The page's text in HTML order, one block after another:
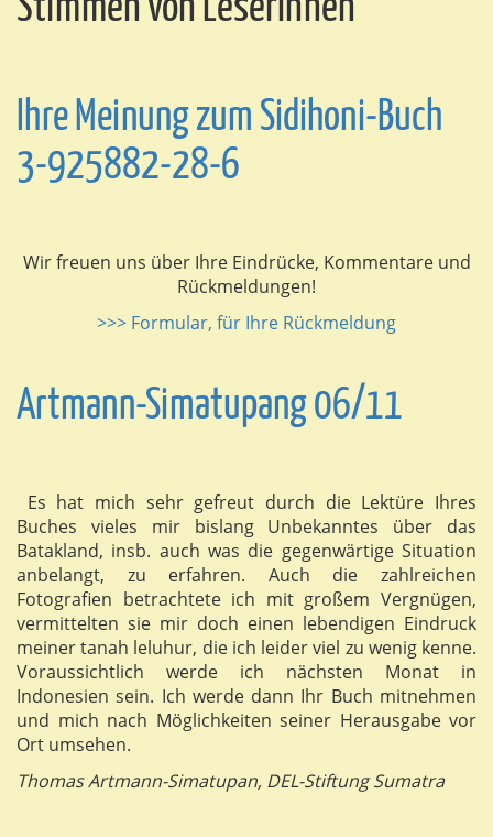
Stimmen von LeserInnen
Ihre Meinung zum Sidihoni-Buch
3-925882-28-6
Wir freuen uns über Ihre Eindrücke, Kommentare und
Rückmeldungen!
>>> Formular, für Ihre Rückmeldung
Artmann-Simatupang 06/11
Es hat mich sehr gefreut durch die Lektüre Ihres
Buches vieles mir bislang Unbekanntes über das
Batakland, insb. auch was die gegenwärtige Situation
anbelangt, zu erfahren. Auch die zahlreichen
Fotografien betrachtete ich mit großem Vergnügen,
vermittelten sie mir doch einen lebendigen Eindruck
meiner tanah leluhur, die ich leider viel zu wenig kenne.
Voraussichtlich werde ich nächsten Monat in
Indonesien sein. Ich werde dann Ihr Buch mitnehmen
und mich nach Möglichkeiten seiner Herausgabe vor
Ort umsehen.
Thomas Artmann-Simatupan, DEL-Stiftung Sumatra